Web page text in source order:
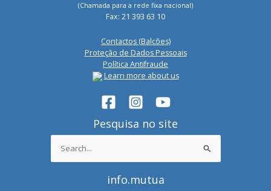
(Chamada para a rede fixa nacional)
Fax: 21 393 63 10
Contactos (Balcões)
Proteção de Dados Pessoais
Política Antifraude
Learn more about us
Pesquisa no site
Search
for:
info.mutua